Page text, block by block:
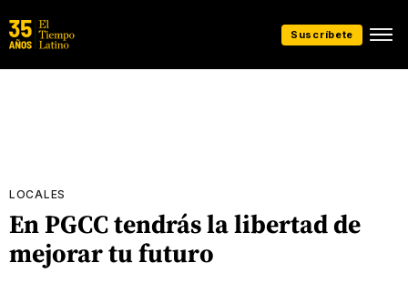
Suscríbete
LOCALES
En PGCC tendrás la libertad de
mejorar tu futuro